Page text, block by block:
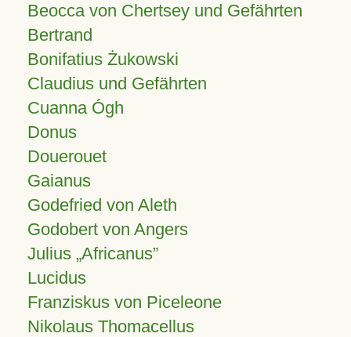
Beocca von Chertsey und Gefährten
Bertrand
Bonifatius Żukowski
Claudius und Gefährten
Cuanna Ógh
Donus
Douerouet
Gaianus
Godefried von Aleth
Godobert von Angers
Julius Africanus
Lucidus
Franziskus von Piceleone
Nikolaus Thomacellus